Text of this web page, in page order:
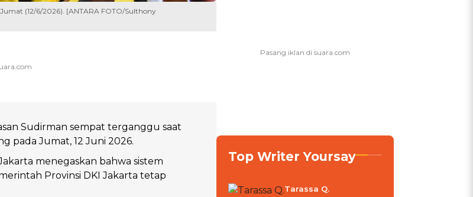
(12/6/2026). [ANTARA FOTO/Sulthony
Sudirman sempat terganggu saat
pada Jumat, 12 Juni 2026.
menegaskan bahwa sistem
Provinsi DKI Jakarta tetap
Top Writer Yoursay
Tarassa Q.